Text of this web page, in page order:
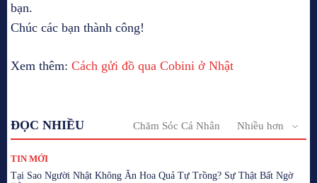
bạn.
Chúc các bạn thành công!
Xem thêm: Cách gửi đồ qua Cobini ở Nhật
ĐỌC NHIỀU Chăm Sóc Cá Nhân Nhiều hơn
TIN MỚI
Tại Sao Người Nhật Không Ăn Hoa Quả Tự Trồng? Sự Thật Bất Ngờ